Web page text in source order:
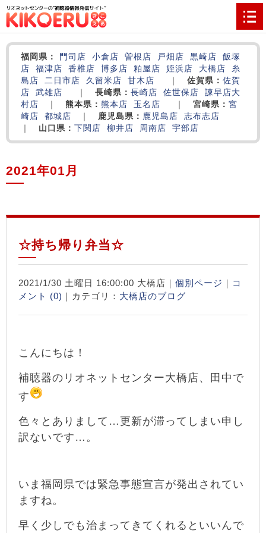
福岡県： 門司店 小倉店 曽根店 戸畑店 黒崎店
飯塚
店
福津店 香椎店 博多店 粕屋店 姪浜店 大橋店
糸
島店
二日市店 久留米店 甘木店 佐賀県： 佐賀
店
武雄店 長崎県： 長崎店 佐世保店 諫早店大
村店
熊本県： 熊本店 玉名店 宮崎県： 宮
崎店
都城店 鹿児島県： 鹿児島店
志布志店
山口県： 下関店 柳井店 周南店 宇部店
2021年01月
☆持ち帰り弁当☆
2021/1/30 土曜日 16:00:00 大橋店｜ 個別ページ ｜ コ
メント (0) ｜カテゴリ： 大橋店のブログ
こんにちは！
補聴器のリオネットセンター大橋店、田中で
す
色々とありまして…更新が滞ってしまい申し
訳ないです…。
いま福岡県では緊急事態宣言が発出されてい
ますね。
早く少しでも治まってきてくれるといいんで